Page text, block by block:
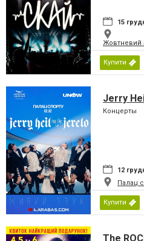
15
Жовтневий
Купити
Jerry
Концерты
12
Палац
Купити
The